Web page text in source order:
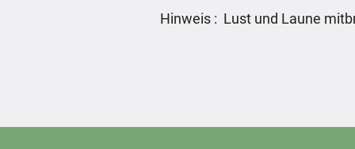
Hinweis : Lust und Laune